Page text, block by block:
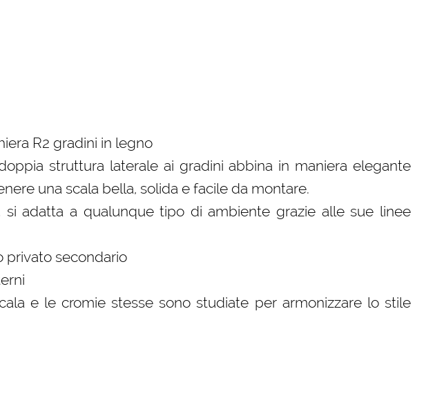
R2 gradini in legno
struttura laterale ai gradini abbina in maniera elegante
una scala bella, solida e facile da montare.
si adatta a qualunque tipo di ambiente grazie alle sue linee
privato secondario
e le cromie stesse sono studiate per armonizzare lo stile